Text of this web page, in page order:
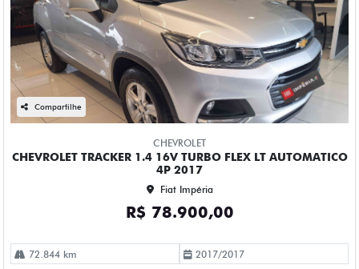
Compartilhe
CHEVROLET
CHEVROLET TRACKER 1.4 16V TURBO FLEX LT AUTOMATICO
4P 2017
Fiat Impéria
R$ 78.900,00
72.844 km 2017/2017